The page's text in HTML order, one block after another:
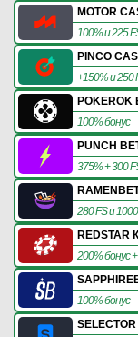
MOTOR
100% и 225
PINCO
+150% и 250
100% бонус
PUNCH
375% + 300
280 FS и 1000
200% бонус
100% бонус